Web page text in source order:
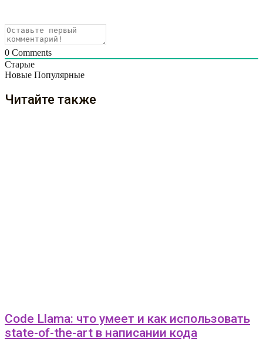
0 Comments
Старые
Новые Популярные
Читайте также
Code Llama: что умеет и как использовать
state-of-the-art в написании кода